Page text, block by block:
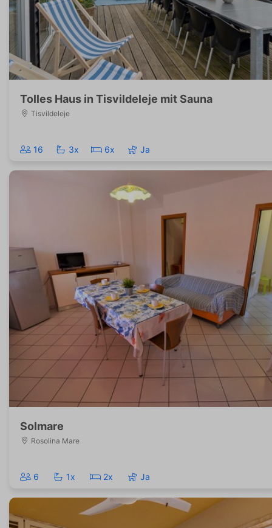
Tolles Haus in Tisvildeleje mit Sauna
Tisvildeleje
16 3x 6x Ja
Solmare
Rosolina Mare
6 1x 2x Ja